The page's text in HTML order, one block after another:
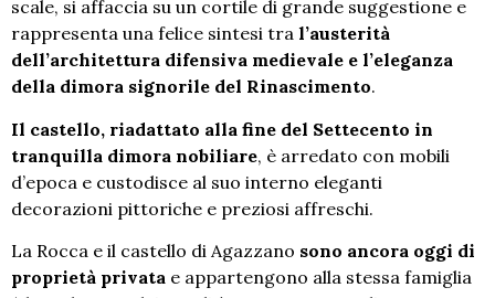
scale, si affaccia su un cortile di grande suggestione e
rappresenta una felice sintesi tra l’austerità
dell’architettura difensiva medievale e l’eleganza
della dimora signorile del Rinascimento.
Il castello, riadattato alla fine del Settecento in
tranquilla dimora nobiliare, è arredato con mobili
d’epoca e custodisce al suo interno eleganti
decorazioni pittoriche e preziosi affreschi.
La Rocca e il castello di Agazzano sono ancora oggi di
proprietà privata e appartengono alla stessa famiglia